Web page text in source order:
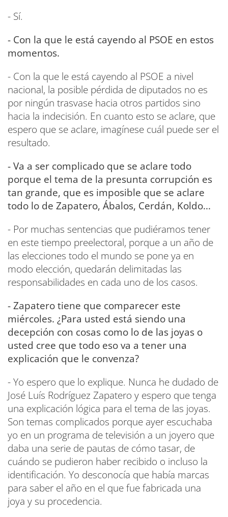
- Sí.
- Con la que le está cayendo al PSOE en estos
momentos.
- Con la que le está cayendo al PSOE a nivel
nacional, la posible pérdida de diputados no es
por ningún trasvase hacia otros partidos sino
hacia la indecisión. En cuanto esto se aclare, que
espero que se aclare, imagínese cuál puede ser el
resultado.
- Va a ser complicado que se aclare todo
porque el tema de la presunta corrupción es
tan grande, que es imposible que se aclare
todo lo de Zapatero, Ábalos, Cerdán, Koldo...
- Por muchas sentencias que pudiéramos tener
en este tiempo preelectoral, porque a un año de
las elecciones todo el mundo se pone ya en
modo elección, quedarán delimitadas las
responsabilidades en cada uno de los casos.
- Zapatero tiene que comparecer este
miércoles. ¿Para usted está siendo una
decepción con cosas como lo de las joyas o
usted cree que todo eso va a tener una
explicación que le convenza?
- Yo espero que lo explique. Nunca he dudado de
José Luís Rodríguez Zapatero y espero que tenga
una explicación lógica para el tema de las joyas.
Son temas complicados porque ayer escuchaba
yo en un programa de televisión a un joyero que
daba una serie de pautas de cómo tasar, de
cuándo se pudieron haber recibido o incluso la
identificación. Yo desconocía que había marcas
para saber el año en el que fue fabricada una
joya y su procedencia.